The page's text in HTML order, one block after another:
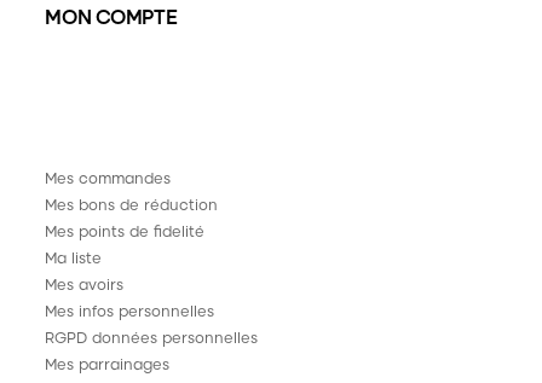
MON COMPTE
Mes commandes
Mes bons de réduction
Mes points de fidelité
Ma liste
Mes avoirs
Mes infos personnelles
RGPD données personnelles
Mes parrainages